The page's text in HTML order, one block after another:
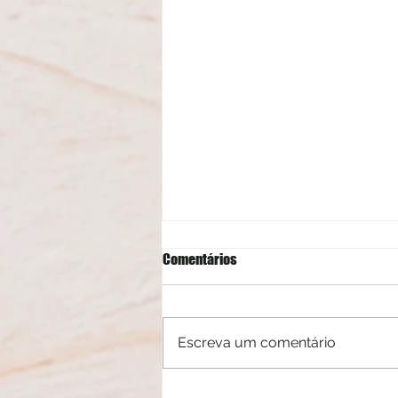
Comentários
Escreva um comentário